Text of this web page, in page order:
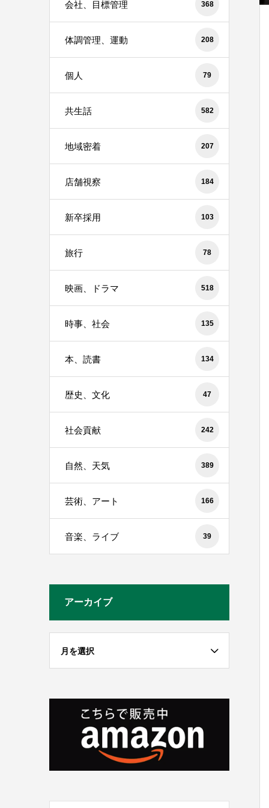
会社、目標管理 368
体調管理、運動 208
個人 79
共生話 582
地域密着 207
店舗視察 184
新卒採用 103
旅行 78
映画、ドラマ 518
時事、社会 135
本、読書 134
歴史、文化 47
社会貢献 242
自然、天気 389
芸術、アート 166
音楽、ライブ 39
アーカイブ
月を選択